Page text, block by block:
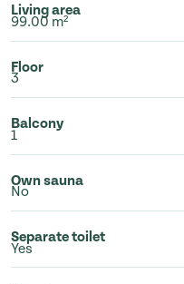
Living area
99.00 m²
Floor
3
Balcony
1
Own sauna
No
Separate toilet
Yes